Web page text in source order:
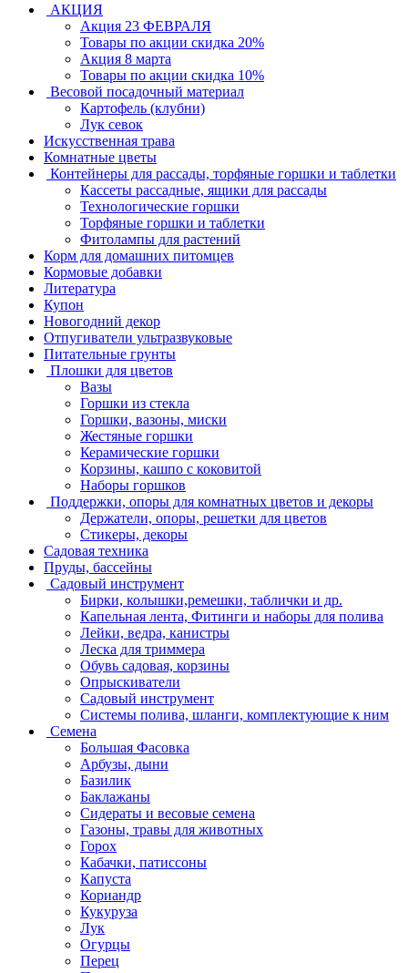
АКЦИЯ
Акция 23 ФЕВРАЛЯ
Товары по акции скидка 20%
Акция 8 марта
Товары по акции скидка 10%
Весовой посадочный материал
Картофель (клубни)
Лук севок
Искусственная трава
Комнатные цветы
Контейнеры для рассады, торфяные горшки и таблетки
Кассеты рассадные, ящики для рассады
Технологические горшки
Торфяные горшки и таблетки
Фитолампы для растений
Корм для домашних питомцев
Кормовые добавки
Литература
Купон
Новогодний декор
Отпугиватели ультразвуковые
Питательные грунты
Плошки для цветов
Вазы
Горшки из стекла
Горшки, вазоны, миски
Жестяные горшки
Керамические горшки
Корзины, кашпо с коковитой
Наборы горшков
Поддержки, опоры для комнатных цветов и декоры
Держатели, опоры, решетки для цветов
Стикеры, декоры
Садовая техника
Пруды, бассейны
Садовый инструмент
Бирки, колышки,ремешки, таблички и др.
Капельная лента, Фитинги и наборы для полива
Лейки, ведра, канистры
Леска для триммера
Обувь садовая, корзины
Опрыскиватели
Садовый инструмент
Системы полива, шланги, комплектующие к ним
Семена
Большая Фасовка
Арбузы, дыни
Базилик
Баклажаны
Сидераты и весовые семена
Газоны, травы для животных
Горох
Кабачки, патиссоны
Капуста
Кориандр
Кукуруза
Лук
Огурцы
Перец